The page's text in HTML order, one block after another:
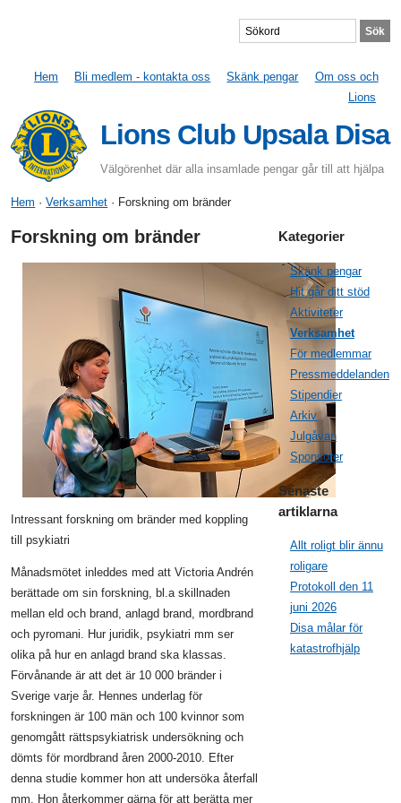
Hem Bli medlem - kontakta oss Skänk pengar
Om oss och
Lions
Lions Club Upsala Disa
Välgörenhet där alla insamlade pengar går till att hjälpa
Hem ·Verksamhet · Forskning om bränder
Forskning om bränder
Intressant forskning om bränder med koppling
till psykiatri
Månadsmötet inleddes med att Victoria Andrén
berättade om sin forskning, bl.a skillnaden
mellan eld och brand, anlagd brand, mordbrand
och pyromani. Hur juridik, psykiatri mm ser
olika på hur en anlagd brand ska klassas.
Förvånande är att det är 10 000 bränder i
Sverige varje år. Hennes underlag för
forskningen är 100 män och 100 kvinnor som
genomgått rättspsykiatrisk undersökning och
dömts för mordbrand åren 2000-2010. Efter
denna studie kommer hon att undersöka återfall
mm. Hon återkommer gärna för att berätta mer
Kategorier
Skänk pengar
Hit går ditt stöd
Aktiviteter
Verksamhet
För medlemmar
Pressmeddelanden
Stipendier
Arkiv
Julgåvan
Sponsorer
Senaste
artiklarna
Allt roligt blir ännu
roligare
Protokoll den 11
juni 2026
Disa målar för
katastrofhjälp